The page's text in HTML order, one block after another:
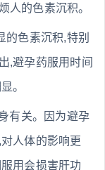
人的色素沉积。
的色素沉积,特别
,避孕药服用时间
。
有关。因为避孕
人体的影响更
用会损害肝功